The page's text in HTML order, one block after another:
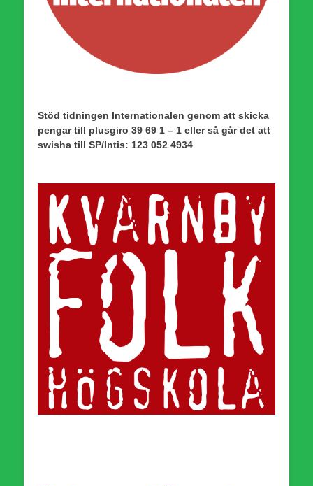
Stöd tidningen Internationalen genom att skicka
pengar till plusgiro 39 69 1 – 1 eller så går det att
swisha till SP/Intis: 123 052 4934